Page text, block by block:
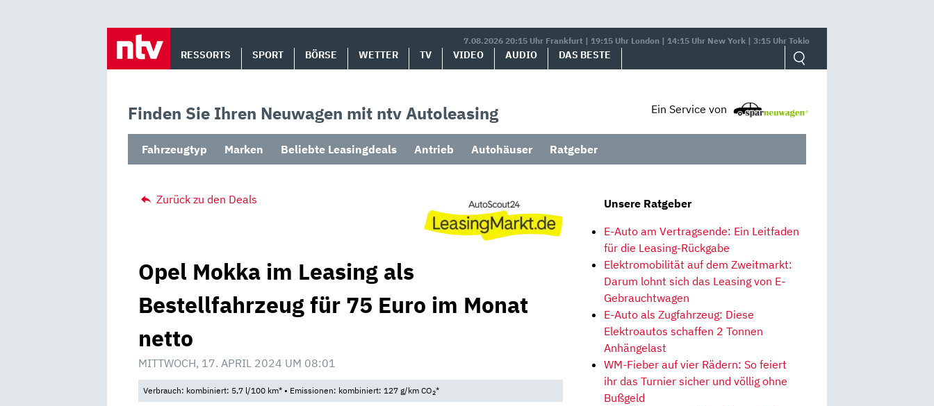
7.08.2026 20:15 Uhr Frankfurt | 19:15 Uhr London | 14:15 Uhr New York | 3:15 Uhr Tokio
RESSORTS SPORT BÖRSE WETTER TV VIDEO AUDIO DAS BESTE
Finden Sie Ihren Neuwagen mit ntv Autoleasing Ein Service von
Fahrzeugtyp Marken Beliebte Leasingdeals Antrieb Autohäuser Ratgeber
Zurück zu den Deals
Opel Mokka im Leasing als
Bestellfahrzeug für 75 Euro im Monat
netto
MITTWOCH, 17. APRIL 2024 UM 08:01
Verbrauch: kombiniert: 5,7 l/100 km* • Emissionen: kombiniert: 127 g/km CO2*
Unsere Ratgeber
E-Auto am Vertragsende: Ein Leitfaden
für die Leasing-Rückgabe
Elektromobilität auf dem Zweitmarkt:
Darum lohnt sich das Leasing von E-
Gebrauchtwagen
E-Auto als Zugfahrzeug: Diese
Elektroautos schaffen 2 Tonnen
Anhängelast
WM-Fieber auf vier Rädern: So feiert
ihr das Turnier sicher und völlig ohne
Bußgeld